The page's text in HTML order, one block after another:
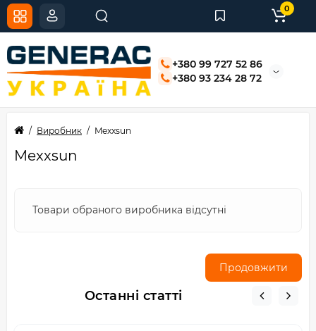
+380 99 727 52 86
+380 93 234 28 72
0
Виробник Mexxsun
Mexxsun
Товари обраного виробника відсутні
Продовжити
Останні статті